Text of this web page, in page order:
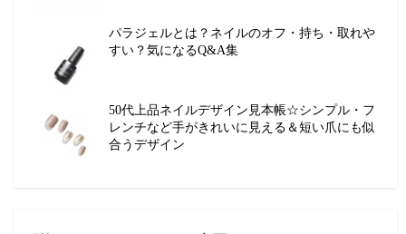
パラジェルとは？ネイルのオフ・持ち・取れや
すい？気になるQ&A集
50代上品ネイルデザイン見本帳☆シンプル・フ
レンチなど手がきれいに見える＆短い爪にも似
合うデザイン